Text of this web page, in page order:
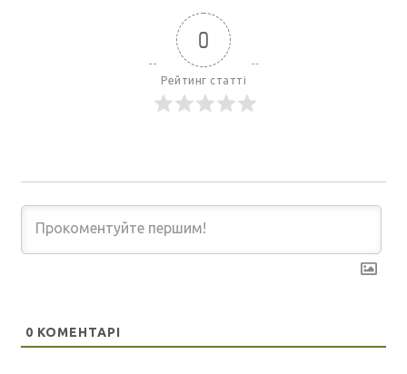
0
Рейтинг статті
0 КОМЕНТАРІ